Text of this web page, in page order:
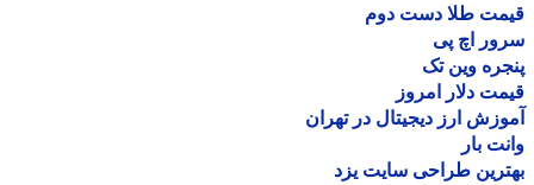
طلا دست دوم
اچ پی
وین تک
دلار امروز
ارز دیجیتال در تهران
بار
طراحی سایت یزد